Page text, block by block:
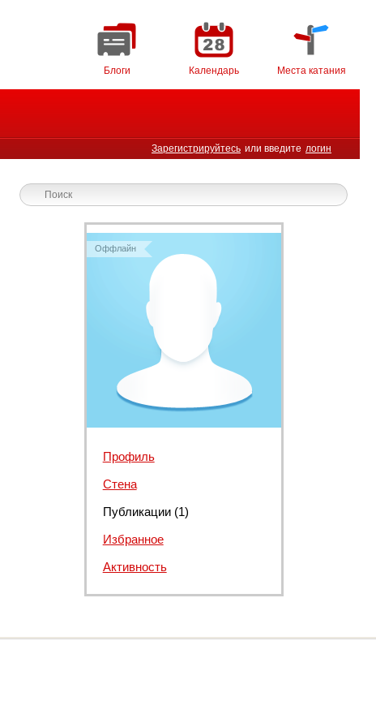
Блоги Календарь Места катания
Зарегистрируйтесь или введите логин
Оффлайн
Профиль
Стена
Публикации (1)
Избранное
Активность